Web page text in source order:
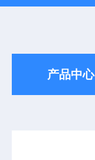
产品中心